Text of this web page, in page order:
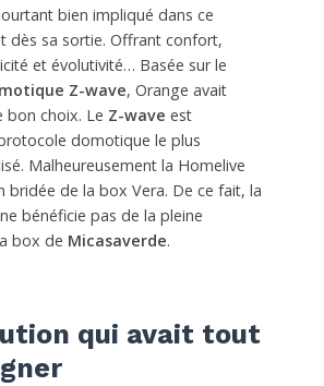
bien impliqué dans ce
dès sa sortie. Offrant confort,
et évolutivité… Basée sur le
Z-wave, Orange avait
choix. Le Z-wave est
domotique le plus
Malheureusement la Homelive
bridée de la box Vera. De ce fait, la
bénéficie pas de la pleine
box de Micasaverde.
qui avait tout